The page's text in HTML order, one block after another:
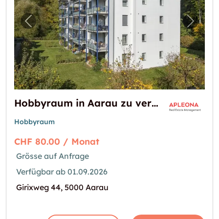
Vorheriges Bild für "Hobbyraum in Aarau zu
Hobbyraum in Aarau zu vermieten
Hobbyraum
CHF 80.00 / Monat
Grösse auf Anfrage
Verfügbar ab 01.09.2026
Girixweg 44, 5000 Aarau